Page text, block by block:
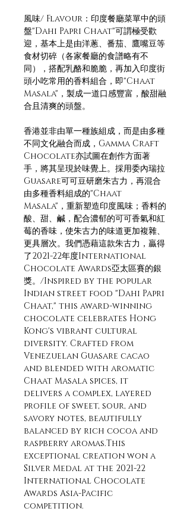
風味/ Flavour：印度餐廳菜單中的頭
盤"Dahi Papri Chaat"可謂極受歡
迎，基本上是由洋蔥、番茄、鷹嘴豆等
食材切碎（各家餐廳的食譜略有不
同），搭配乳酪和脆脆，再加入印度街
頭小吃常用的香料組合，即"Chaat
Masala"，製成一道口感豐富，酸甜融
合且清爽的頭盤。
香港並非由單一種族組成，而是由多種
不同文化融合而成，Gamma Craft
Chocolate亦試圖在創作方面著
手，將其呈現於味覺上。採用委內瑞拉
Guasare可可豆研磨朱古力，再混合
由多種香料組成的"Chaat
Masala"，重新塑造印度風味；香料的
酸、甜、鹹，配合濃郁的可可香氣和紅
莓的香味，使朱古力的味道更加複雜、
更具層次。我們憑藉這款朱古力，贏得
了2021-22年度International
Chocolate Awards亞太區賽的銀
獎。/Inspired by the popular
Indian street food "Dahi Papri
Chaat," this award-winning
chocolate celebrates Hong
Kong's vibrant cultural
diversity. Crafted from
Venezuelan Guasare cacao
and blended with aromatic
Chaat Masala spices, it
delivers a complex, layered
profile of sweet, sour, and
savory notes, beautifully
balanced by rich cocoa and
raspberry aromas.This
exceptional creation won a
Silver Medal at the 2021-22
International Chocolate
Awards Asia-Pacific
competition.